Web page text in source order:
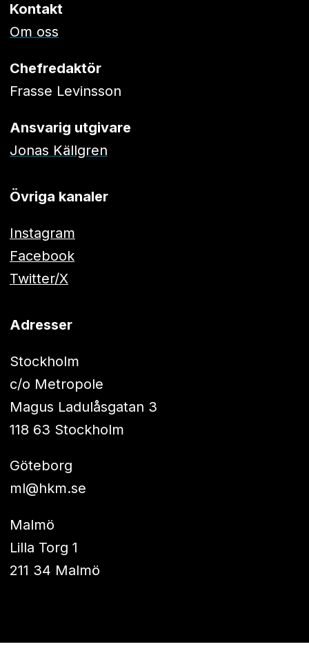
Kontakt
Om oss
Chefredaktör
Frasse Levinsson
Ansvarig utgivare
Jonas Källgren
Övriga kanaler
Instagram
Facebook
Twitter/X
Adresser
Stockholm
c/o Metropole
Magus Ladulåsgatan 3
118 63 Stockholm
Göteborg
ml@hkm.se
Malmö
Lilla Torg 1
211 34 Malmö